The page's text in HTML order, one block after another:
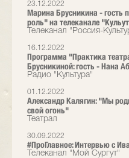
23.12.2022
Марина Брусникина - гость
роль" на телеканале
Телеканал "Россия-
16.12.2022
Программа "Практика
Брусникиной: гость - Нана
Радио "Культура"
01.12.2022
Александр Калягин: "Мы
свой огонь"
Театрал
30.09.2022
#ПроГлавное: Интервью с
Телеканал "Мой Сургут"